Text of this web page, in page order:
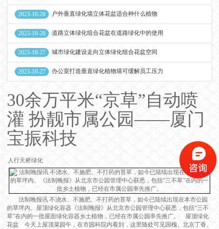
2023-10-28 户外垂直绿化墙立体花盆适合种什么植物
2023-10-28 道路立体绿化组合花盆在道路绿化中的使用
2023-10-27 城市绿化建设走向立体绿化组合花盆空间
2023-10-27 办公室打造垂直绿化植物墙可缓解员工压力
30余万平米“京草”自动喷
灌 扮靓市属公园——厦门
宝振科技
人行天桥绿化
法制晚报讯 不浇水、不施肥、不打药的苔草，如今已陆续出现在本市公园
的草坪内。屋顶绿化容器《法制晚报》从北京市公园管理中心获悉，包括“三不
草”在内的一批屋面绿化容器乡土植物，已经在市属公园率先推广。 屋顶绿化
花盆 今天上屋顶菜园午，在市园科院内看到，这里随处可见国槐、北京丁香、